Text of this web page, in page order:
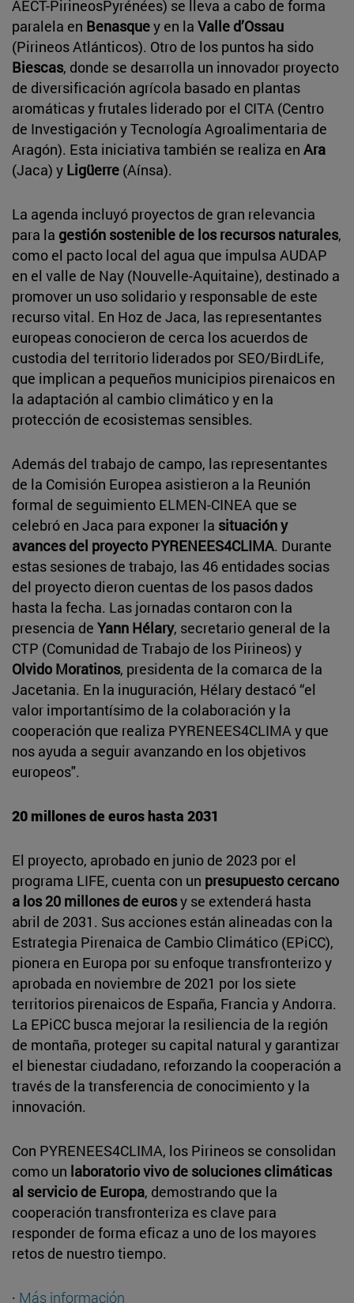
AECT-PirineosPyrénées) se lleva a cabo de forma
paralela en Benasquey en la Valle d’Ossau
(Pirineos Atlánticos). Otro de los puntos ha sido
Biescas, donde se desarrolla un innovador proyecto
de diversificación agrícola basado en plantas
aromáticas y frutales liderado por el CITA (Centro
de Investigación y Tecnología Agroalimentaria de
Aragón). Esta iniciativa también se realiza en Ara
(Jaca) y Ligüerre (Aínsa).
La agenda incluyó proyectos de gran relevancia
para la gestión sostenible de los recursos naturales,
como el pacto local del agua que impulsa AUDAP
en el valle de Nay (Nouvelle-Aquitaine), destinado a
promover un uso solidario y responsable de este
recurso vital. En Hoz de Jaca, las representantes
europeas conocieron de cerca los acuerdos de
custodia del territorio liderados por SEO/BirdLife,
que implican a pequeños municipios pirenaicos en
la adaptación al cambio climático y en la
protección de ecosistemas sensibles.
Además del trabajo de campo, las representantes
de la Comisión Europea asistieron a la Reunión
formal de seguimiento ELMEN-CINEA que se
celebró en Jaca para exponer la situación y
avances del proyecto PYRENEES4CLIMA. Durante
estas sesiones de trabajo, las 46 entidades socias
del proyecto dieron cuentas de los pasos dados
hasta la fecha. Las jornadas contaron con la
presencia de Yann Hélary, secretario general de la
CTP (Comunidad de Trabajo de los Pirineos) y
Olvido Moratinos, presidenta de la comarca de la
Jacetania. En la inuguración, Hélary destacó “el
valor importantísimo de la colaboración y la
cooperación que realiza PYRENEES4CLIMA y que
nos ayuda a seguir avanzando en los objetivos
europeos".
20 millones de euros hasta 2031
El proyecto, aprobado en junio de 2023 por el
programa LIFE, cuenta con un presupuesto cercano
a los 20 millones de eurosy se extenderá hasta
abril de 2031. Sus acciones están alineadas con la
Estrategia Pirenaica de Cambio Climático (EPiCC),
pionera en Europa por su enfoque transfronterizo y
aprobada en noviembre de 2021 por los siete
territorios pirenaicos de España, Francia y Andorra.
La EPiCC busca mejorar la resiliencia de la región
de montaña, proteger su capital natural y garantizar
el bienestar ciudadano, reforzando la cooperación a
través de la transferencia de conocimiento y la
innovación.
Con PYRENEES4CLIMA, los Pirineos se consolidan
como un laboratorio vivo de soluciones climáticas
al servicio de Europa, demostrando que la
cooperación transfronteriza es clave para
responder de forma eficaz a uno de los mayores
retos de nuestro tiempo.
· Más información